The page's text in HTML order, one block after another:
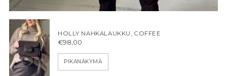
HOLLY NAHKALAUKKU, COFFEE
€98,00
PIKANÄKYMÄ